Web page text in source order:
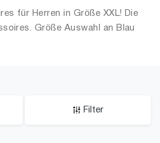
für Herren in Größe XXL! Die
Größe Auswahl an Blau
und alle Trends aus 2026 für
Filter